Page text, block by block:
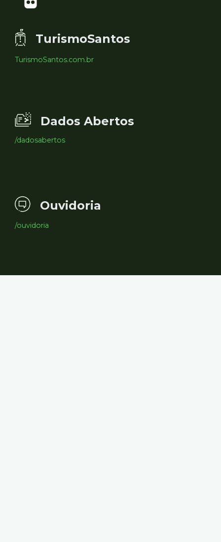
TurismoSantos
TurismoSantos.com.br
Dados Abertos
/dadosabertos
Ouvidoria
/ouvidoria